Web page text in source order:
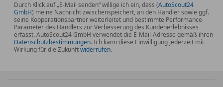
Durch Klick auf „E-Mail senden“ willige ich ein, dass (AutoScout24
GmbH) meine Nachricht zwischenspeichert, an den Händler sowie ggf.
seine Kooperationspartner weiterleitet und bestimmte Performance-
Parameter des Händlers zur Verbesserung des Kundenerlebnisses
erfasst. AutoScout24 GmbH verwendet die E-Mail-Adresse gemäß ihren
Datenschutzbestimmungen. Ich kann diese Einwilligung jederzeit mit
Wirkung für die Zukunftwiderrufen.